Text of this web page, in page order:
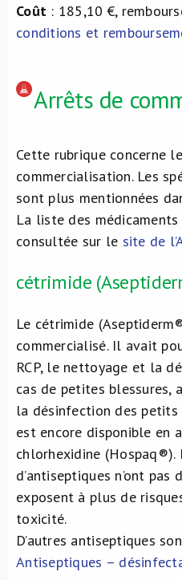
Coût : 185,10 €,
conditions et
Arrêts de
Cette rubrique concerne
commercialisation. Les
sont plus mentionnées
La liste des
consultée sur le site de
cétrimide
Le cétrimide
commercialisé. Il avait
RCP, le nettoyage et la
cas de petites blessures,
la désinfection des
est encore disponible en
chlorhexidine (Hospaq®).
d’antiseptiques n’ont pas
exposent à plus de
toxicité.
D’autres antiseptiques
Antiseptiques –